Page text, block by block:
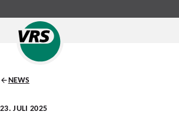
NEWS
23. JULI 2025